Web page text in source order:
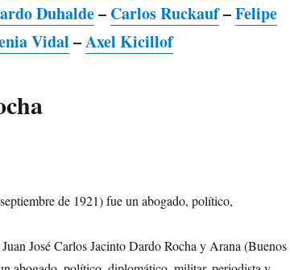
Duhalde– Carlos Ruckauf–Felipe
Vidal –Axel Kicillof
José Carlos Jacinto Dardo Rocha y Arana​ (Buenos